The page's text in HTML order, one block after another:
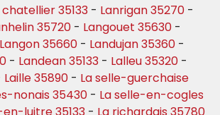
chatellier 35133 - Lanrigan 35270 -
35720 - Langouet 35630 -
Langon 35660 - Landujan 35360 -
- Landean 35133 - Lalleu 35320 -
Laille 35890 - La selle-guerchaise
nonais 35430 - La selle-en-cogles